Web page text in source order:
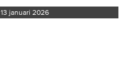
13 januari 2026